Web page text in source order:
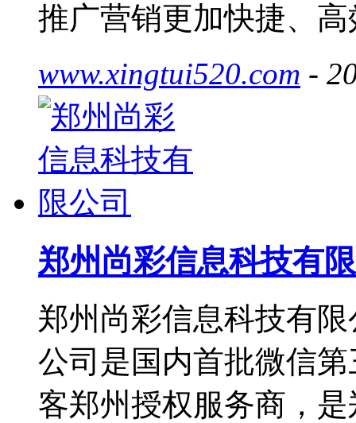
推广营销更加快捷、
www.xingtui520.com -
郑州尚彩信息科技有
郑州尚彩信息科技有
公司是国内首批微信
客郑州授权服务商，